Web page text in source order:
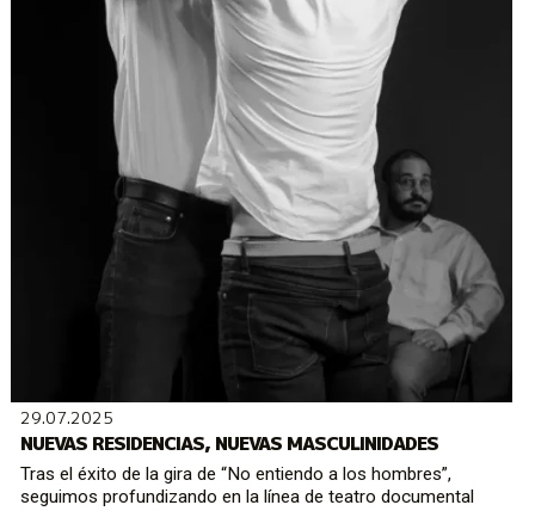
29.07.2025
NUEVAS RESIDENCIAS, NUEVAS MASCULINIDADES
Tras el éxito de la gira de “No entiendo a los hombres”,
seguimos profundizando en la línea de teatro documental